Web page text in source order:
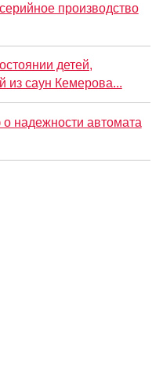
производство
детей,
из саун Кемерова...
надежности автомата